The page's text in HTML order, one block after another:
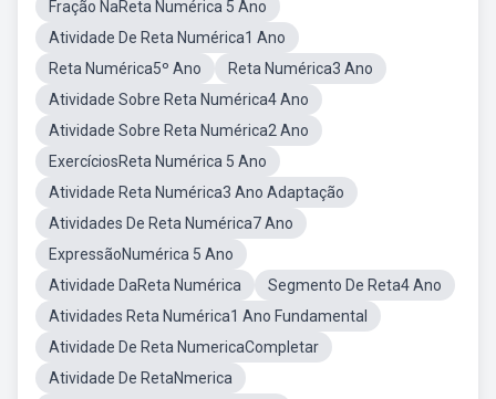
Fração NaReta Numérica 5 Ano
Atividade De Reta Numérica1 Ano
Reta Numérica5º Ano
Reta Numérica3 Ano
Atividade Sobre Reta Numérica4 Ano
Atividade Sobre Reta Numérica2 Ano
ExercíciosReta Numérica 5 Ano
Atividade Reta Numérica3 Ano Adaptação
Atividades De Reta Numérica7 Ano
ExpressãoNumérica 5 Ano
Atividade DaReta Numérica
Segmento De Reta4 Ano
Atividades Reta Numérica1 Ano Fundamental
Atividade De Reta NumericaCompletar
Atividade De RetaNmerica